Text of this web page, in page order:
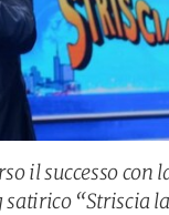
il successo con
satirico “Striscia